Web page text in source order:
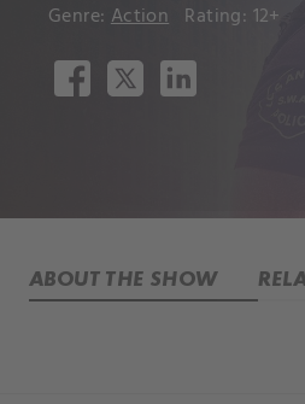
Genre: Action Rating: 12+
ABOUT THE SHOW